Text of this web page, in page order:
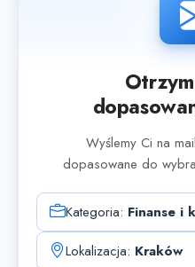
Wyślemy Ci na
dopasowane do
Kategoria: Finanse i
Lokalizacja: Kraków